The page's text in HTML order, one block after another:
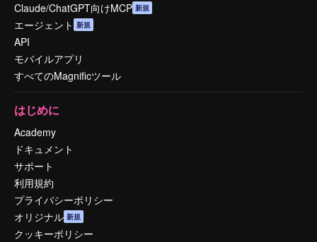
Claude/ChatGPT向けMCP 新規
エージェント 新規
API
モバイルアプリ
すべてのMagnificツール
はじめに
Academy
ドキュメント
サポート
利用規約
プライバシーポリシー
オリジナル 新規
クッキーポリシー